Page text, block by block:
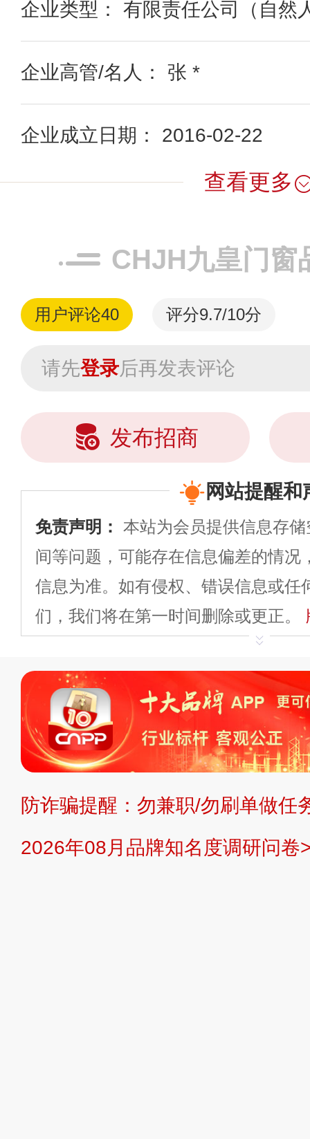
企业类型： 有限责任公司（自然
企业高管/名人： 张 *
企业成立日期： 2016-02-22
查看更多
CHJH九皇门窗
用户评论40 评分9.7/10分
请先登录后再发表评论
发布招商
网站提醒和
免责声明： 本站为会员提供信息存
间等问题，可能存在信息偏差的情况
信息为准。如有侵权、错误信息或任
们，我们将在第一时间删除或更正。
平台自有内容（文字
标、LOGO 等）知识产权归本站所
复制、转载、商用。本站不生产产
不代理、不招商、不提供中介服务。
持投资购买的观点或意见，页面信息
提交说明： 快速提交发布>> 提交品
防诈骗提醒：勿兼职/勿刷单做任
2026年08月品牌知名度调研问卷